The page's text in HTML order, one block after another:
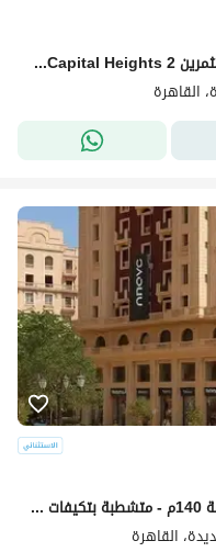
استلام فوري جاهز للمعاينه في حي المستثمرين Capital Heights 2 شقه 3 غرف بقسط شهري 45 الف
أغتنم أنخفاض الاسعار الملحوظ وأستلم شقة 140م - متشطبة بتكيفات - اوبن فيو ع الميدان بخصم 52% عالسعر لتكون بنص الثمن في نيو جاردن سيتي - new garden r5